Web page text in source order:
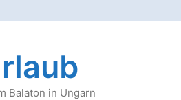
Balaton in Ungarn